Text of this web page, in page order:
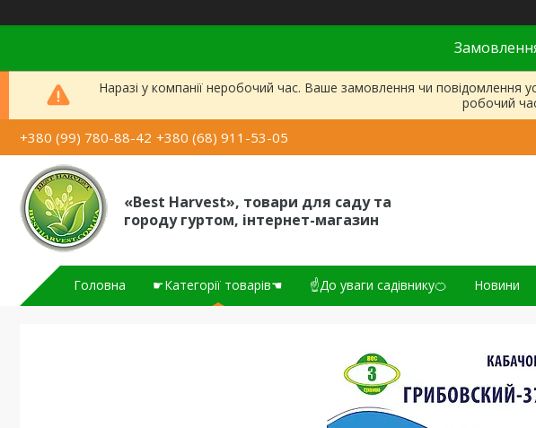
Наразі у компанії неробочий час. Ваше замовлення чи
робочий
+380 (99) 780-88-42 +380 (68) 911-53-05
«Best Harvest», товари для саду та
городу гуртом, інтернет-магазин
Головна ☛Категорії товарів☚ ☝До уваги садівнику🍊 Новини